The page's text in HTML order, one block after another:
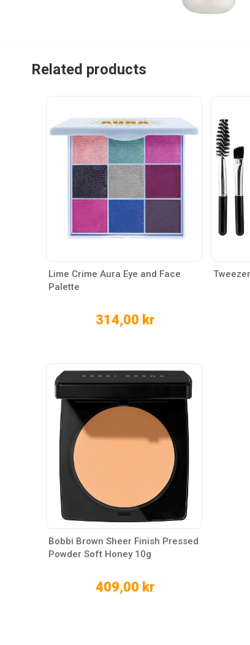
Related products
Lime Crime Aura Eye and Face
Palette
314,00 kr
Bobbi Brown Sheer Finish Pressed
Powder Soft Honey 10g
409,00 kr